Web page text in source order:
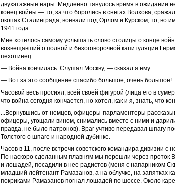
двухэтажные нары. Медленно тянулось время в ожидании
конец войны — то, за что боролись в снегах Волхова,
окопах Сталинграда, воевали под Орлом и Курском, то, во
1941 года.
Мне хотелось самому услышать слово столицы о конце
возвещавший о полной и безоговорочной капитуляции
пехотинец.
— Война кончилась. Слушал Москву, — сказал я ему.
— Вот за это сообщение спасибо большое, очень большое!
Часовой весь просиял, всей своей фигурой (лица его в
что война сегодня кончается, но хотел, как и я, знать, что
...Вернувшись от немцев, офицеры-парламентеры
офицеры, угощали вином, снимались вместе с ними и
правда, не было патронов). Враг учтиво передавал шпагу
Толстого о шпаге и народной дубинке.
Часов в 11, после встречи советского командира дивизии
По наскоро сделанным плавням мы перешли через проток
и лошадей, посадили в нее радистов (меня с напарником
младший лейтенант Рамазанов, а на облучке, на запятках
покриками Рамазанов погнал лошадей по шоссе. Около